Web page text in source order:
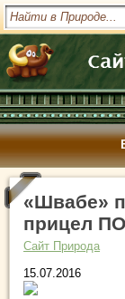
«Швабе»
прицел
Сайт Природа
15.07.2016